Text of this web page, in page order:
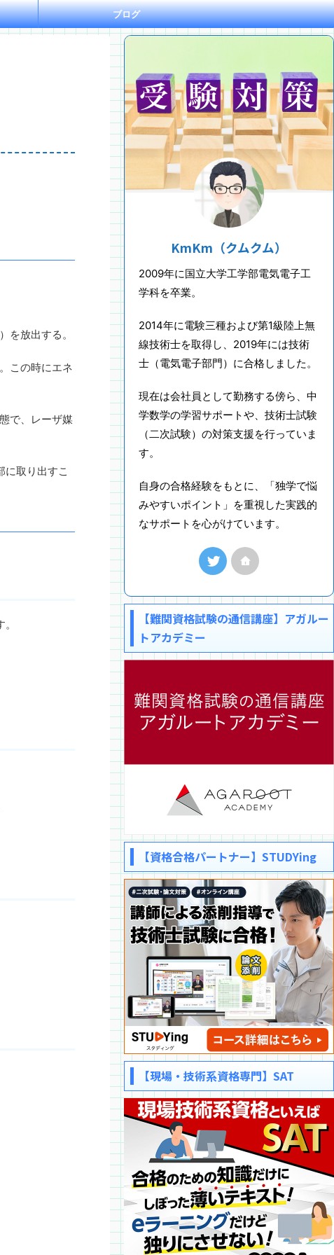
ブログ
放出する。
この時にエネ
で、レーザ媒
取り出すこ
KmKm（クムクム）
2009年に国立大学工学部電気電子工
学科を卒業。
2014年に電験三種および第1級陸上無
線技術士を取得し、2019年には技術
士（電気電子部門）に合格しました。
現在は会社員として勤務する傍ら、中
学数学の学習サポートや、技術士試験
（二次試験）の対策支援を行っていま
す。
自身の合格経験をもとに、「独学で悩
みやすいポイント」を重視した実践的
なサポートを心がけています。
【難関資格試験の通信講座】アガルー
トアカデミー
【資格合格パートナー】STUDYing
【現場・技術系資格専門】SAT